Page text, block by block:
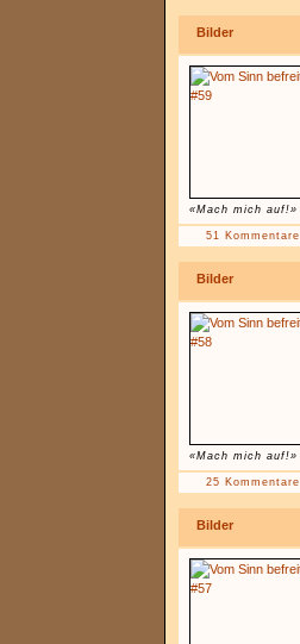
Bilder
«Mach mich auf!»
51 Kommentare
Bilder
«Mach mich auf!»
25 Kommentare
Bilder